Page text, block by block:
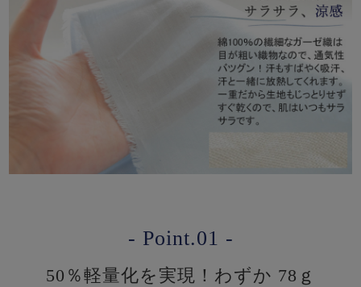
- Point.01 -
50％軽量化を実現！わずか 78ｇ